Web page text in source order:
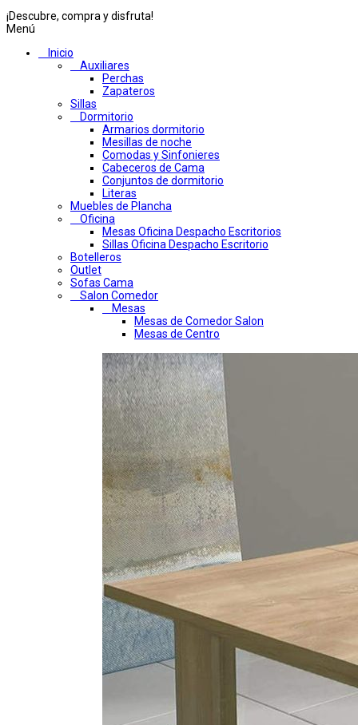
¡Descubre, compra y disfruta!
Menú
Inicio
Auxiliares
Perchas
Zapateros
Sillas
Dormitorio
Armarios dormitorio
Mesillas de noche
Comodas y Sinfonieres
Cabeceros de Cama
Conjuntos de dormitorio
Literas
Muebles de Plancha
Oficina
Mesas Oficina Despacho Escritorios
Sillas Oficina Despacho Escritorio
Botelleros
Outlet
Sofas Cama
Salon Comedor
Mesas
Mesas de Comedor Salon
Mesas de Centro